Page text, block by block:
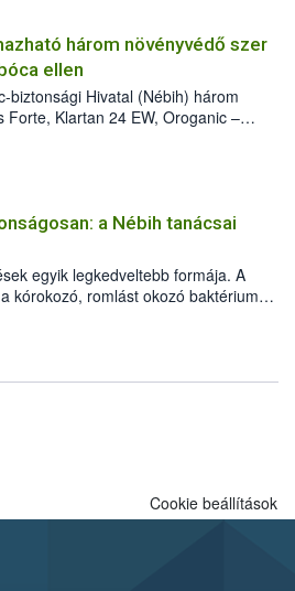
három növényvédő szer
ellen
biztonsági Hivatal (Nébih) három
Forte, Klartan 24 EW, Oroganic –
így azok a szüretet követően,
(BBCH 91) stádiumáig
lehetőség a károsító elleni további
készítmény kis kiszerelésben kiskerti
és ökológiai termesztésben is
a Nébih tanácsai
egyik legkedveltebb formája. A
kórokozó, romlást okozó baktériumok
is kedvez. A szabadtéri sütögetés
sütési technikáról szól: legalább
a megfelelő hőkezelés, valamint a
Programja összegyűjtötte a
Cookie beállítások